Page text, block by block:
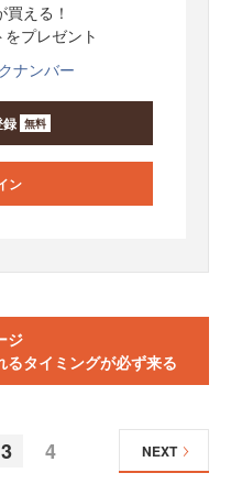
買える！
プレゼント
ナンバー
録 無料
ン
ジ
るタイミングが必ず来る
3 4 NEXT